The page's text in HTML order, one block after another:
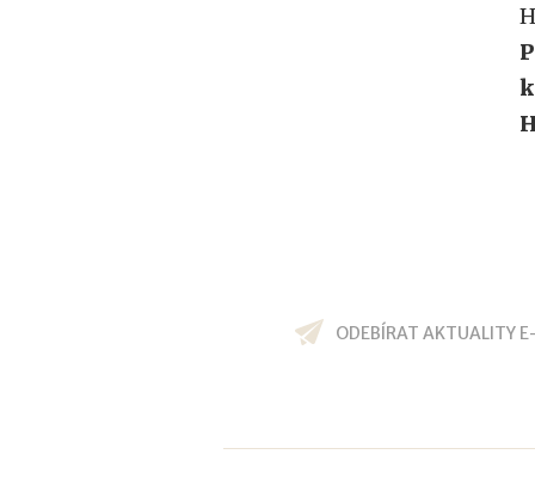
ODEBÍRAT AKTUALITY